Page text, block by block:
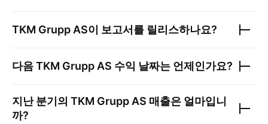
TKM Grupp AS이 보고서를 릴리스하나요?
다음TKM Grupp AS 수익 날짜는 언제인가요?
지난 분기의 TKM Grupp AS 매출은 얼마입니
까?